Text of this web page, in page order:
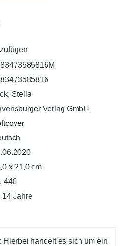
Stella
Verlag GmbH
x 21,0 cm
448
14 Jahre
Hierbei handelt es sich um ein